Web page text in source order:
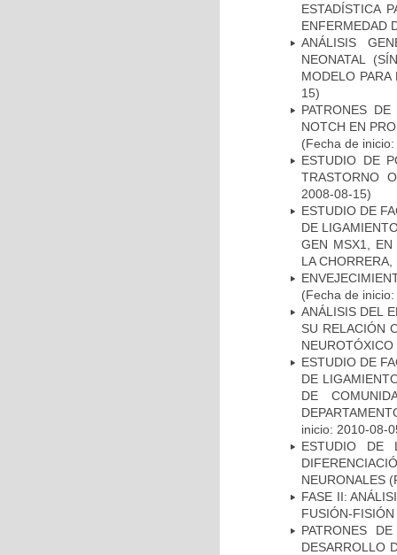
ESTADÍSTICA
ENFERMEDAD
ANÁLISIS
NEONATAL
MODELO
15)
PATRONES
NOTCH EN
(Fecha de
ESTUDIO DE
TRASTORNO
2008-08-15)
ESTUDIO DE
DE
GEN MSX1, EN
LA
(Fecha de
ANÁLISIS DEL
SU RELACIÓN
NEUROTÓXICO
ESTUDIO DE
DE
DE
inicio: 2010-08-
ESTUDIO DE
NEURONALES
FASE II:
FUSIÓN-
PATRONES
DESARROLLO